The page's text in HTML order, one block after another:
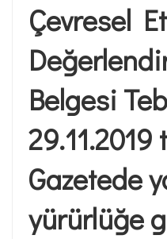
Çevresel
Belgesi
Gazetede
yürürlüğe